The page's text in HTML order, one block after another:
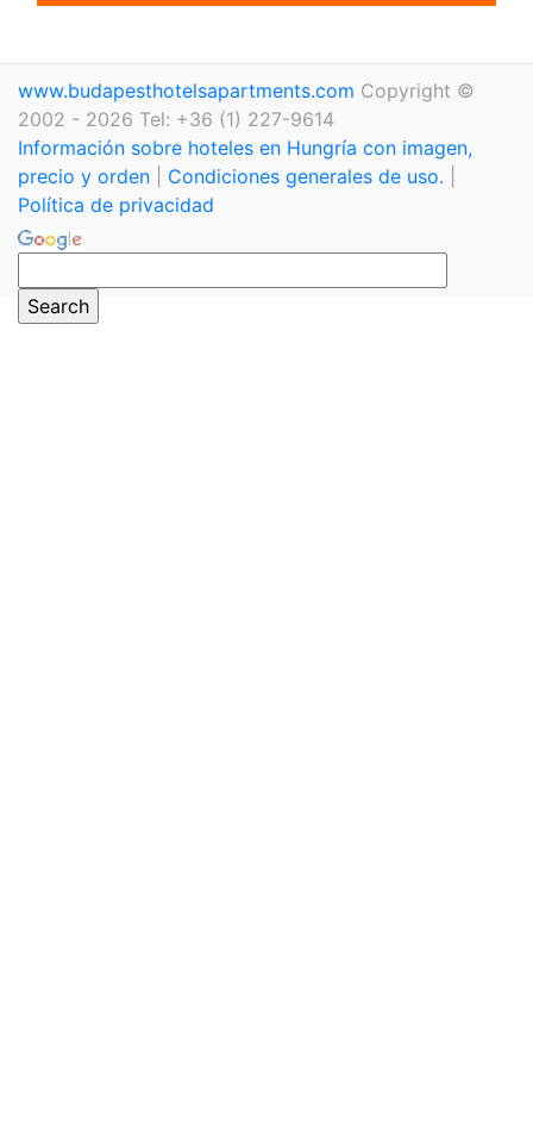
www.budapesthotelsapartments.com Copyright ©
2002 - 2026 Tel: +36 (1) 227-9614
Información sobre hoteles en Hungría con imagen,
precio y orden
Condiciones generales de uso.
Política de privacidad